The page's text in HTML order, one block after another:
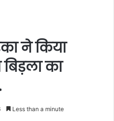
ने किया
का
Less than a minute